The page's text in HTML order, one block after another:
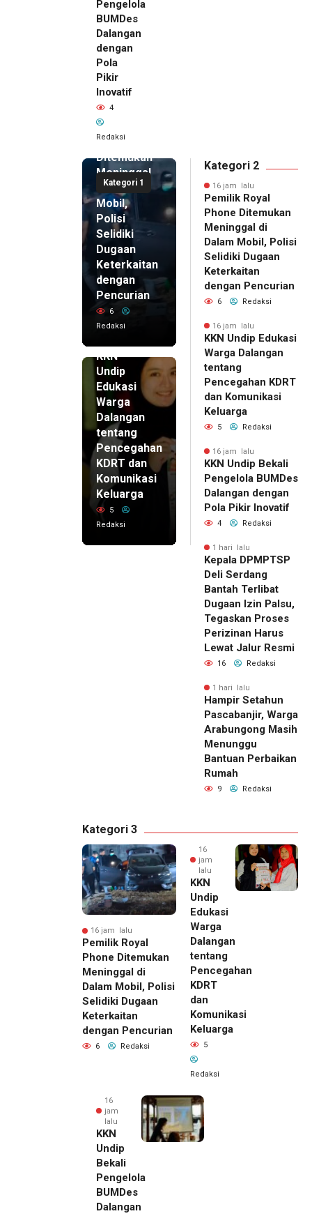
Pengelola
BUMDes
Dalangan
dengan
Pola
Pikir
Inovatif
4
Redaksi
Kategori 1
16 jam lalu
Pemilik
Royal
Phone
Ditemukan
Meninggal
di Dalam
Mobil,
Polisi
Selidiki
Dugaan
Keterkaitan
dengan
Pencurian
6
Redaksi
KKN
Undip
Edukasi
Warga
Dalangan
tentang
Pencegahan
KDRT dan
Komunikasi
Keluarga
5
Redaksi
Kategori 2
16 jam lalu
Pemilik Royal
Phone Ditemukan
Meninggal di
Dalam Mobil, Polisi
Selidiki Dugaan
Keterkaitan
dengan Pencurian
6 Redaksi
16 jam lalu
KKN Undip Edukasi
Warga Dalangan
tentang
Pencegahan KDRT
dan Komunikasi
Keluarga
5 Redaksi
16 jam lalu
KKN Undip Bekali
Pengelola BUMDes
Dalangan dengan
Pola Pikir Inovatif
4 Redaksi
1 hari lalu
Kepala DPMPTSP
Deli Serdang
Bantah Terlibat
Dugaan Izin Palsu,
Tegaskan Proses
Perizinan Harus
Lewat Jalur Resmi
16 Redaksi
1 hari lalu
Hampir Setahun
Pascabanjir, Warga
Arabungong Masih
Menunggu
Bantuan Perbaikan
Rumah
9 Redaksi
Kategori 3
16 jam lalu
Pemilik Royal
Phone Ditemukan
Meninggal di
Dalam Mobil, Polisi
Selidiki Dugaan
Keterkaitan
dengan Pencurian
6 Redaksi
16
jam
lalu
KKN
Undip
Edukasi
Warga
Dalangan
tentang
Pencegahan
KDRT
dan
Komunikasi
Keluarga
5
Redaksi
16
jam
lalu
KKN
Undip
Bekali
Pengelola
BUMDes
Dalangan